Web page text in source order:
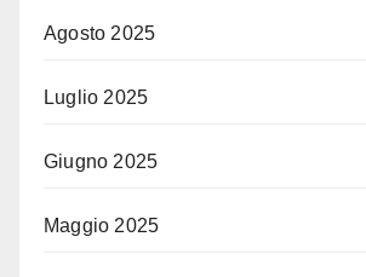
Agosto 2025
Luglio 2025
Giugno 2025
Maggio 2025